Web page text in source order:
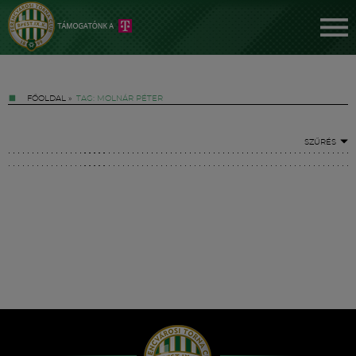
FŐOLDAL » TAG: MOLNÁR PÉTER
SZŰRÉS
Hírek